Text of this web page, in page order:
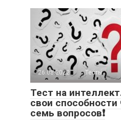
26.08.2022 Тесты
Тест на
свои способности
семь вопросов❗